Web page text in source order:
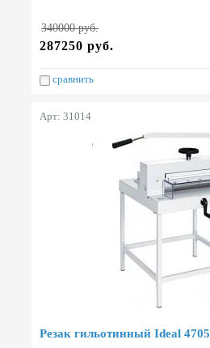
340000 руб.
287250 руб.
сравнить
Арт: 31014
Резак гильотинный Ideal 4705